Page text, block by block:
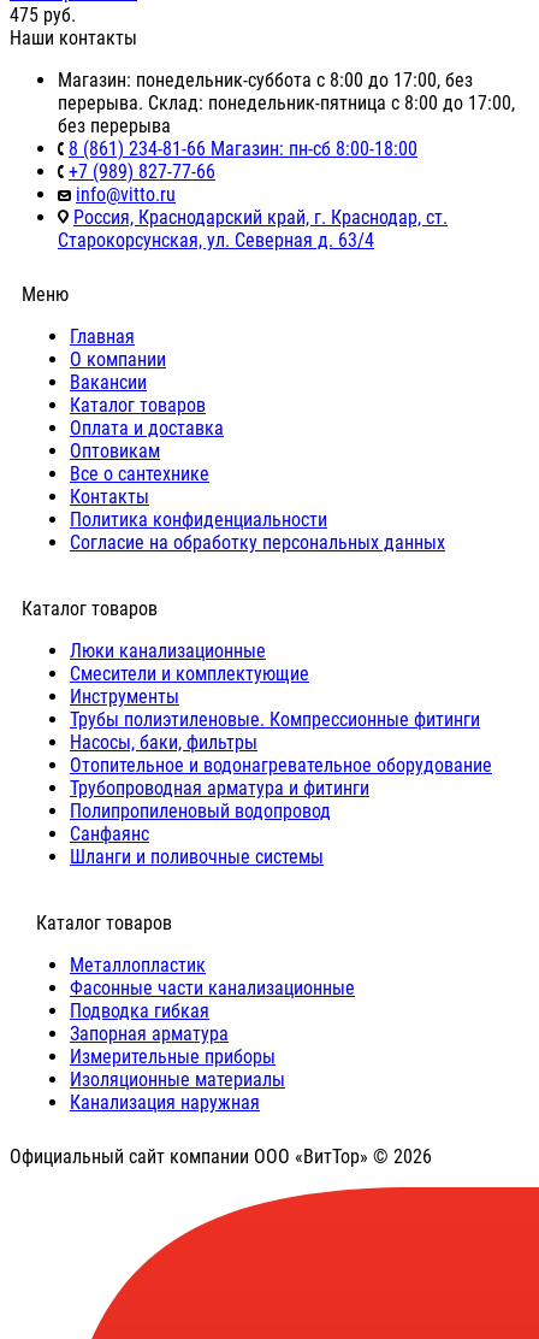
475 руб.
Наши контакты
Магазин: понедельник-суббота с 8:00 до 17:00, без
перерыва. Склад: понедельник-пятница с 8:00 до 17:00,
без перерыва
8 (861) 234-81-66 Магазин: пн-сб 8:00-18:00
+7 (989) 827-77-66
info@vitto.ru
Россия, Краснодарский край, г. Краснодар, ст.
Старокорсунская, ул. Северная д. 63/4
Меню
Главная
О компании
Вакансии
Каталог товаров
Оплата и доставка
Оптовикам
Все о сантехнике
Контакты
Политика конфиденциальности
Согласие на обработку персональных данных
Каталог товаров
Люки канализационные
Cмесители и комплектующие
Инструменты
Трубы полиэтиленовые. Компрессионные фитинги
Насосы, баки, фильтры
Отопительное и водонагревательное оборудование
Трубопроводная арматура и фитинги
Полипропиленовый водопровод
Санфаянс
Шланги и поливочные системы
⠀Каталог товаров
Металлопластик
Фасонные части канализационные
Подводка гибкая
Запорная арматура
Измерительные приборы
Изоляционные материалы
Канализация наружная
Официальный сайт компании ООО «ВитТор» © 2026